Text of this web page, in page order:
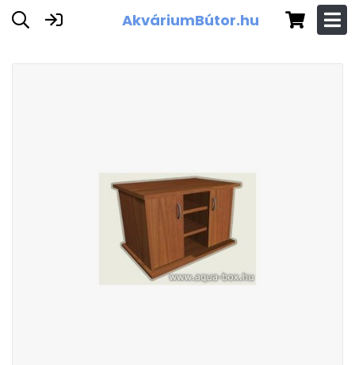
AkváriumBútor.hu